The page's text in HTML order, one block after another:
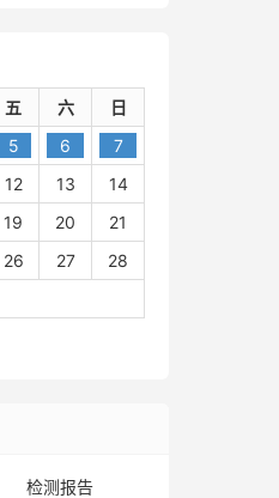
五 六
日
5 6
7
12 13
14
19 20
21
26 27
28
检测报告